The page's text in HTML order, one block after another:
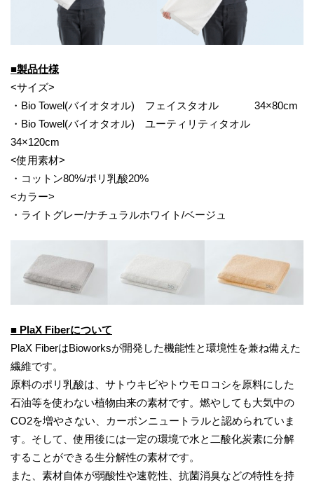
■製品仕様
<サイズ>
・Bio Towel(バイオタオル) フェイスタオル 34×80cm
・Bio Towel(バイオタオル) ユーティリティタオル
34×120cm
<使用素材>
・コットン80%/ポリ乳酸20%
<カラー>
・ライトグレー/ナチュラルホワイト/ベージュ
■ PlaX Fiberについて
PlaX FiberはBioworksが開発した機能性と環境性を兼ね備えた
繊維です。
原料のポリ乳酸は、サトウキビやトウモロコシを原料にした
石油等を使わない植物由来の素材です。燃やしても大気中の
CO2を増やさない、カーボンニュートラルと認められていま
す。そして、使用後には一定の環境で水と二酸化炭素に分解
することができる生分解性の素材です。
また、素材自体が弱酸性や速乾性、抗菌消臭などの特性を持